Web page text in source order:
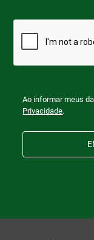
Ao informar meus
Privacidade.